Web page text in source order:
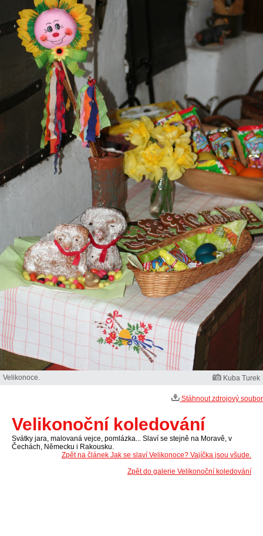
Velikonoce. Kuba Turek
Stáhnout zdrojový soubor
Velikonoční koledování
Svátky jara, malovaná vejce, pomlázka... Slaví se stejně na Moravě, v
Čechách, Německu i Rakousku.
Zpět na článek Jak se slaví Velikonoce? Vajíčka jsou všude.
Zpět do galerie Velikonoční koledování